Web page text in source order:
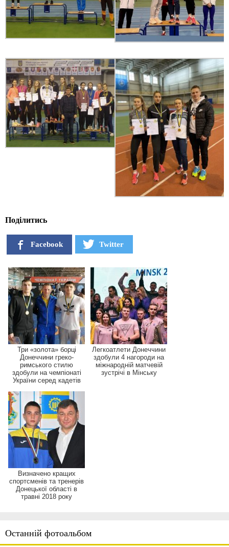
Останній фотоальбом
Поділитись
Facebook Twitter
Три «золота» борці
Донеччини греко-
римського стилю
здобули на чемпіонаті
України серед кадетів
Легкоатлети Донеччини
здобули 4 нагороди на
міжнародній матчевій
зустрічі в Мінську
Визначено кращих
спортсменів та тренерів
Донецької області в
травні 2018 року